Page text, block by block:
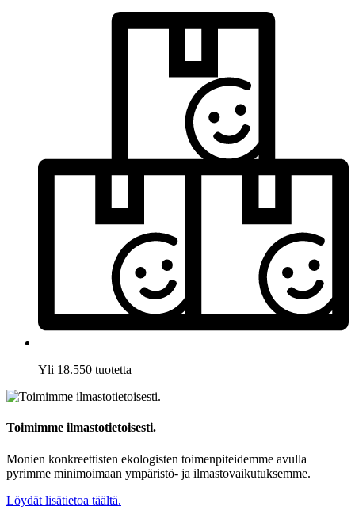
Yli 18.550 tuotetta
Toimimme ilmastotietoisesti.
Monien konkreettisten ekologisten toimenpiteidemme avulla
pyrimme minimoimaan ympäristö- ja ilmastovaikutuksemme.
Löydät lisätietoa täältä.